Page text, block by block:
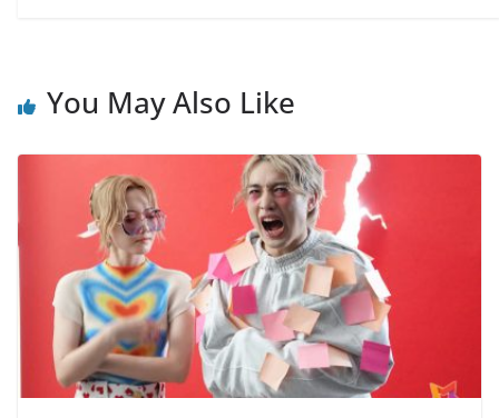
You May Also Like